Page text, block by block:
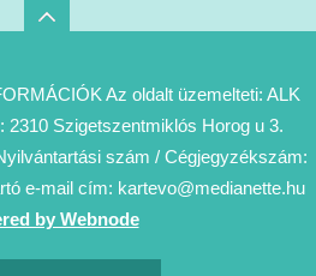
Az oldalt üzemelteti: ALK
2310 Szigetszentmiklós Horog u 3.
szám / Cégjegyzékszám:
e-mail cím: kartevo@medianette.hu
by Webnode